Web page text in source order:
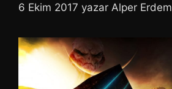
6 Ekim 2017 yazar Alper Erdem